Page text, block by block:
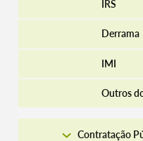
IRS
Derrama
IMI
Outros
Contratação